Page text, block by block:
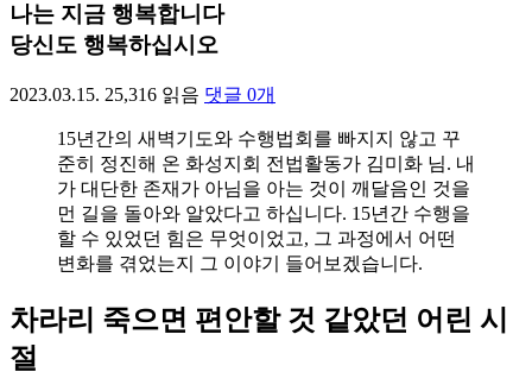
나는 지금 행복합니다
당신도 행복하십시오
2023.03.15. 25,316 읽음 댓글 0개
15년간의 새벽기도와 수행법회를 빠지지 않고 꾸
준히 정진해 온 화성지회 전법활동가 김미화 님. 내
가 대단한 존재가 아님을 아는 것이 깨달음인 것을
먼 길을 돌아와 알았다고 하십니다. 15년간 수행을
할 수 있었던 힘은 무엇이었고, 그 과정에서 어떤
변화를 겪었는지 그 이야기 들어보겠습니다.
차라리 죽으면 편안할 것 같았던 어린 시
절